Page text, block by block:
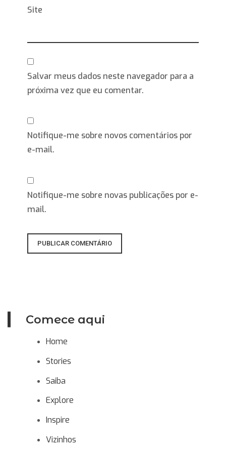
Comece aqui
Home
Stories
Saiba
Explore
Inspire
Vizinhos
Site
Salvar meus dados neste navegador para a
próxima vez que eu comentar.
Notifique-me sobre novos comentários por
e-mail.
Notifique-me sobre novas publicações por e-
mail.